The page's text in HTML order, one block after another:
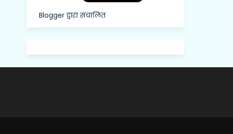
Blogger द्वारा संचालित